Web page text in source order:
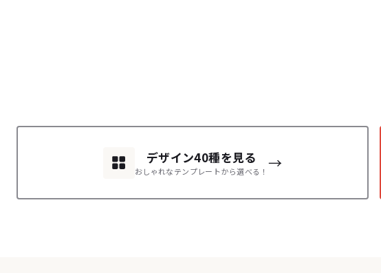
デザイン40種を見る
おしゃれなテンプレートから選べる！ →